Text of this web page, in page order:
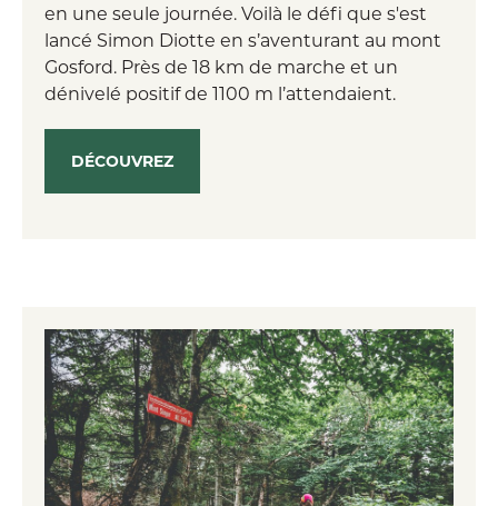
Cantons
Vous êtes un amateur de longue randonnée en
forêt? Voici quelques informations pour
profiter pleinement de notre belle région!
Les bonnes pratiques en randonnée
en une seule journée. Voilà le défi que s'est
lancé Simon Diotte en s’aventurant au mont
Gosford. Près de 18 km de marche et un
dénivelé positif de 1100 m l’attendaient.
DÉCOUVREZ